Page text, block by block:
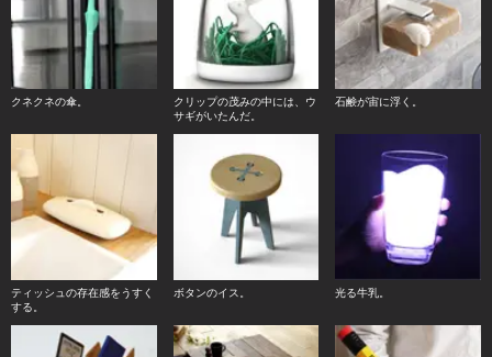
クネクネの傘。
クリップの茂みの中には、ウ
サギがいたんだ。
石鹸が宙に浮く。
ティッシュの存在感をうすく
する。
ボタンのイス。 光る牛乳。